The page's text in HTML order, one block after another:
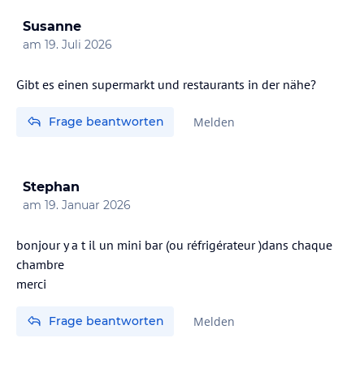
Susanne
am 19. Juli 2026
Gibt es einen supermarkt und restaurants in der nähe?
Frage beantworten Melden
Stephan
am 19. Januar 2026
bonjour y a t il un mini bar (ou réfrigérateur )dans chaque
chambre
merci
Frage beantworten Melden